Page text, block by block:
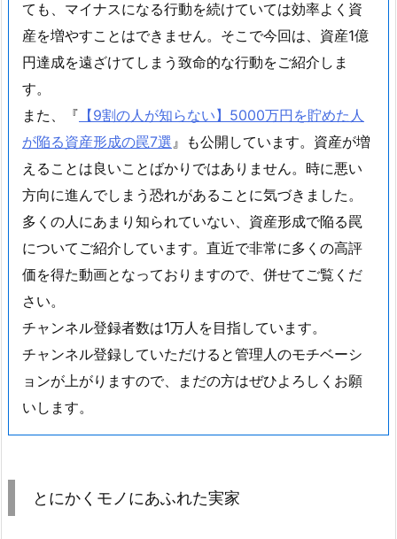
ても、マイナスになる行動を続けていては効率よく資
産を増やすことはできません。そこで今回は、資産1億
円達成を遠ざけてしまう致命的な行動をご紹介しま
す。
また、『 【9割の人が知らない】5000万円を貯めた人
が陥る資産形成の罠7選』も公開しています。資産が増
えることは良いことばかりではありません。時に悪い
方向に進んでしまう恐れがあることに気づきました。
多くの人にあまり知られていない、資産形成で陥る罠
についてご紹介しています。直近で非常に多くの高評
価を得た動画となっておりますので、併せてご覧くだ
さい。
チャンネル登録者数は1万人を目指しています。
チャンネル登録していただけると管理人のモチベーシ
ョンが上がりますので、まだの方はぜひよろしくお願
いします。
とにかくモノにあふれた実家